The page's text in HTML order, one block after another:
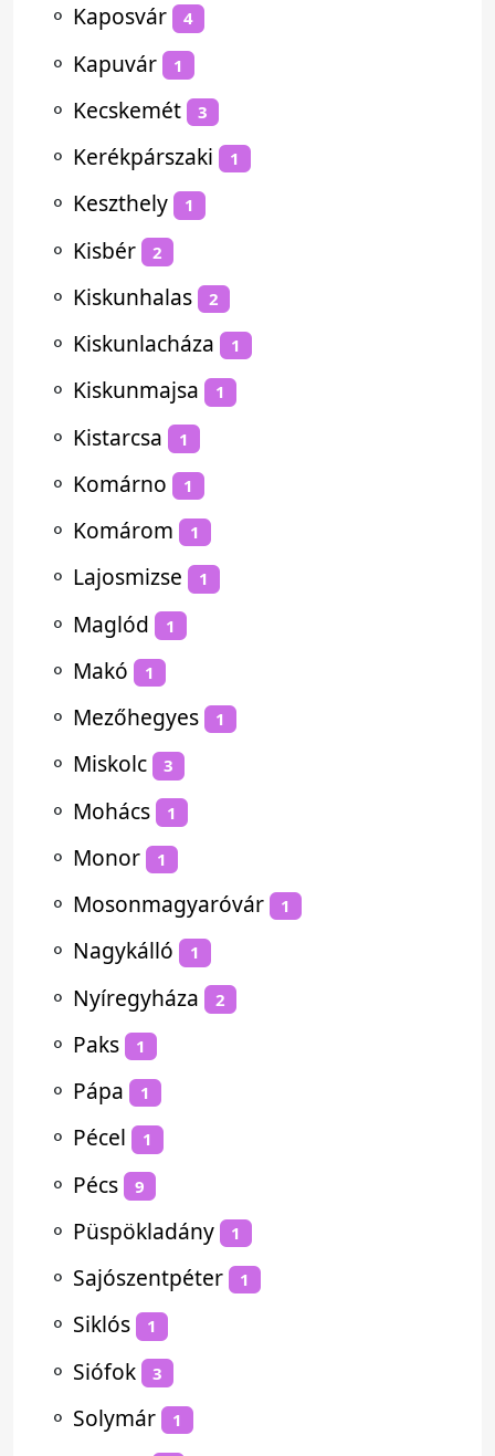
⚬ Kaposvár 4
⚬ Kapuvár 1
⚬ Kecskemét 3
⚬ Kerékpárszaki 1
⚬ Keszthely 1
⚬ Kisbér 2
⚬ Kiskunhalas 2
⚬ Kiskunlacháza 1
⚬ Kiskunmajsa 1
⚬ Kistarcsa 1
⚬ Komárno 1
⚬ Komárom 1
⚬ Lajosmizse 1
⚬ Maglód 1
⚬ Makó 1
⚬ Mezőhegyes 1
⚬ Miskolc 3
⚬ Mohács 1
⚬ Monor 1
⚬ Mosonmagyaróvár 1
⚬ Nagykálló 1
⚬ Nyíregyháza 2
⚬ Paks 1
⚬ Pápa 1
⚬ Pécel 1
⚬ Pécs 9
⚬ Püspökladány 1
⚬ Sajószentpéter 1
⚬ Siklós 1
⚬ Siófok 3
⚬ Solymár 1